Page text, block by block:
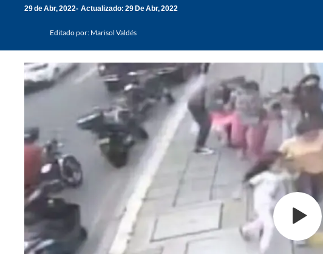
29 de Abr, 2022 Actualizado: 29 De Abr, 2022
Editado por: Marisol Valdés